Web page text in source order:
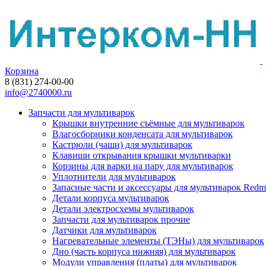
Корзина
8 (831) 274-00-00
info@2740000.ru
Запчасти для мультиварок
Крышки внутренние съёмные для мультиварок
Влагосборники конденсата для мультиварок
Кастрюли (чаши) для мультиварок
Клавиши открывания крышки мультиварки
Корзины для варки на пару для мультиварок
Уплотнители для мультиварок
Запасные части и аксессуары для мультиварок
Детали корпуса мультиварок
Детали электросхемы мультиварок
Запчасти для мультиварок прочие
Датчики для мультиварок
Нагревательные элементы (ТЭНы) для мультиварок
Дно (часть корпуса нижняя) для мультиварок
Модули управления (платы) для мультиварок